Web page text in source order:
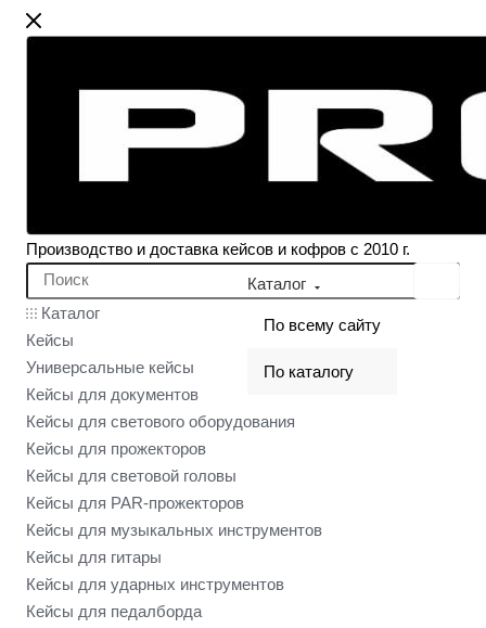
Производство и доставка кейсов и кофров с 2010 г.
Каталог
По всему сайту
По каталогу
Каталог
Кейсы
Универсальные кейсы
Кейсы для документов
Кейсы для светового оборудования
Кейсы для прожекторов
Кейсы для световой головы
Кейсы для PAR-прожекторов
Кейсы для музыкальных инструментов
Кейсы для гитары
Кейсы для ударных инструментов
Кейсы для педалборда